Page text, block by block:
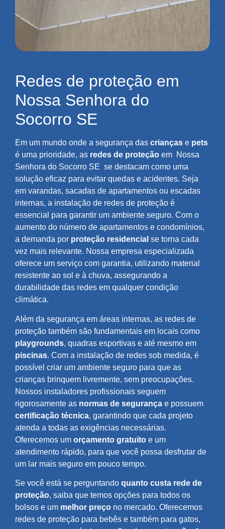
Redes de proteção em
Nossa Senhora do
Socorro SE
Em um mundo onde a segurança das crianças e pets
é uma prioridade, as redes de proteção em Nossa
Senhora do Socorro SE se destacam como uma
solução eficaz para evitar quedas e acidentes. Seja
em varandas, sacadas de apartamentos ou escadas
internas, a instalação de redes de proteção é
essencial para garantir um ambiente seguro. Com o
aumento do número de apartamentos e condomínios,
a demanda por proteção residencial se torna cada
vez mais relevante. Nossa empresa especializada
oferece um serviço com garantia, utilizando material
resistente ao sol e à chuva, assegurando a
durabilidade das redes em qualquer condição
climática.
Além da segurança em áreas internas, as redes de
proteção também são fundamentais em locais como
playgrounds, quadras esportivas e até mesmo em
piscinas. Com a instalação de redes sob medida, é
possível criar um ambiente seguro para que as
crianças brinquem livremente, sem preocupações.
Nossos instaladores profissionais seguem
rigorosamente as normas de segurança e possuem
certificação técnica, garantindo que cada projeto
atenda a todas as exigências necessárias.
Oferecemos um orçamento gratuito e um
atendimento rápido, para que você possa desfrutar de
um lar mais seguro em pouco tempo.
Se você está se perguntando quanto custa rede de
proteção, saiba que temos opções para todos os
bolsos e um melhor preço no mercado. Oferecemos
redes de proteção para bebês e também para gatos,